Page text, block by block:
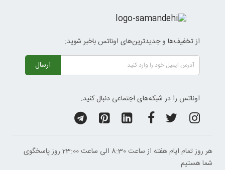
از تخفیف‌ها و جدیدترین‌های اوناتس باخبر شوید:
ارسال
اوناتس را در شبکه‌های اجتماعی دنبال کنید:
هر روز تمام ایام هفته از ساعت 8:30 الی ساعت 23:00 ‌روز پاسخگوی
شما هستیم